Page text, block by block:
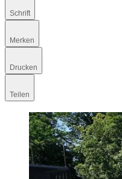
Schrift
Merken
Drucken
Teilen